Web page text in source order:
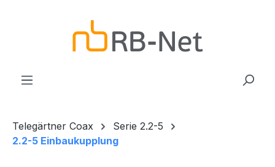
Telegärtner Coax
Serie 2.2-5
2.2-5 Einbaukupplung